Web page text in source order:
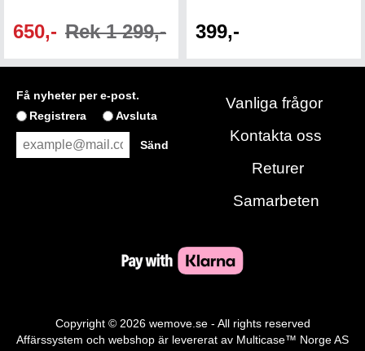
650,- Rek 1 299,- 399,-
Få nyheter per e-post.
Registrera
Avsluta
Vanliga frågor
Kontakta oss
Returer
Samarbeten
Copyright © 2026 wemove.se - All rights reserved
Affärssystem och webshop är levererat av Multicase™ Norge AS